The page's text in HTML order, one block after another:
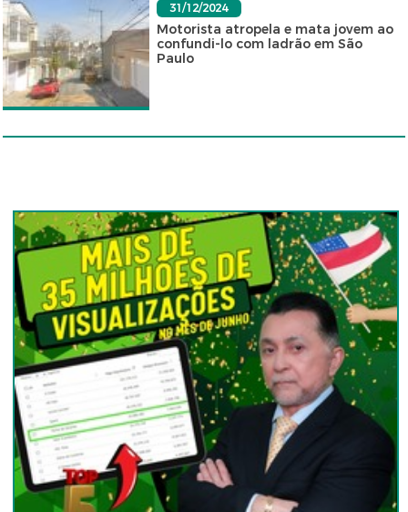
31/12/2024
Motorista atropela e mata jovem ao
confundi-lo com ladrão em São
Paulo